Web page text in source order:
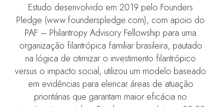
Estudo desenvolvido em 2019 pelo Founders
Pledge (www.founderspledge.com), com apoio do
PAF – Philantropy Advisory Fellowship para uma
organização filantrópica familiar brasileira, pautado
na lógica de otimizar o investimento filantrópico
versus o impacto social, utilizou um modelo baseado
em evidências para elencar áreas de atuação
prioritárias que garantam maior eficácia no